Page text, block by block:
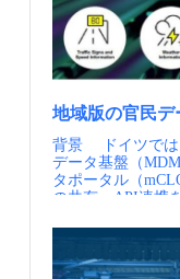
Super Mobility Hub
内容 住民協同型カーシェアによる道路空間の再
配分 ― ハーグ市 ハーグ市では、自家用車によ
る路上駐車が多
れていることが課
人間中心へ再配分
体となって協同組
有・運営する住民
りました。ハーグ
の手段として位置
います。現在、
シェア1台あたり
Priority Design
ドンにおけるバス
ティスに基づいて
ちロンドンにお
り組みの賜物とい
ェーズをカバーし
クト全体をどうデ
らまとめられてい
イン」という言葉
狭義の「デザイン
とが強く感じられます。 また、ベ
ィスがベースにな
転用3次元高精細
ります。 ポイント 厚生労働省の「ひとり親家
族等の在宅就業支
を開始しました
ルティング会社と
クラウドソーシン
上げワーカーさ
していくという事
きず、民間事業者
団体があり、そこ
た。 就労のセーフティーネットを作るのが当初
ーの育成、リスキ
ませんでした。 事業の立ち上げ時のリスクとし
て、地方公務員法
す。こうした変化
タガバナンスをデ
し、民間の新たな
地MaaS、「HVV
た。 実施内容 2016年に開発が始まったHVV
発期間を経て2020
しました。 この
交通手段に加え、
（MOIA）、カー
SHARE NOW）
Voi）といった市
とした次世代のサ
口約190万人のハ
10月時点で累計
地域版の官民
背景 ドイツでは、2022年に国主導で道路交通
データ基盤（
タポータル（
の共有・API連携
（MDS）の運用
な流れの中、ハ
単なる移動手段で